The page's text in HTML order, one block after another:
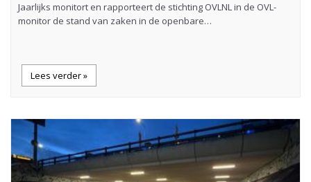
Jaarlijks monitort en rapporteert de stichting OVLNL in de OVL-
monitor de stand van zaken in de openbare…
Lees verder »